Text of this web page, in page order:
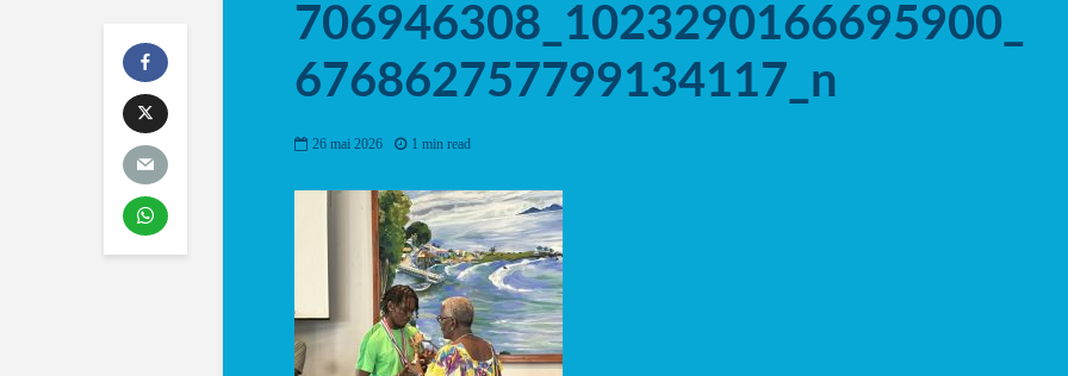
706946308_1023290166695900_
676862757799134117_n
26 mai 2026 1 min read